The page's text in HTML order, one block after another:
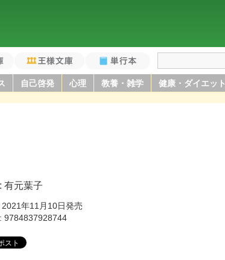
王様文庫 単行本
自己啓発 心理 教養・雑学 健康・ダイエット
有元葉子
2021年11月10日発売
9784837928744